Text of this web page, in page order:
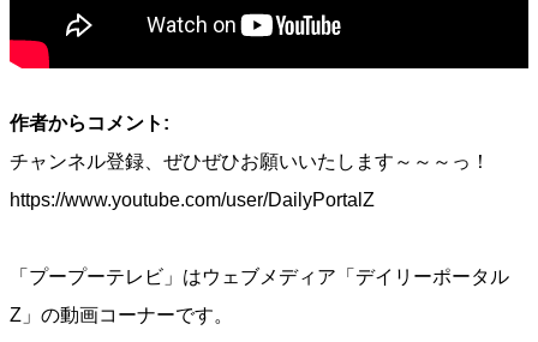
作者からコメント:
チャンネル登録、ぜひぜひお願いいたします～～～っ！
https://www.youtube.com/user/DailyPortalZ
「プープーテレビ」はウェブメディア「デイリーポータル
Z」の動画コーナーです。